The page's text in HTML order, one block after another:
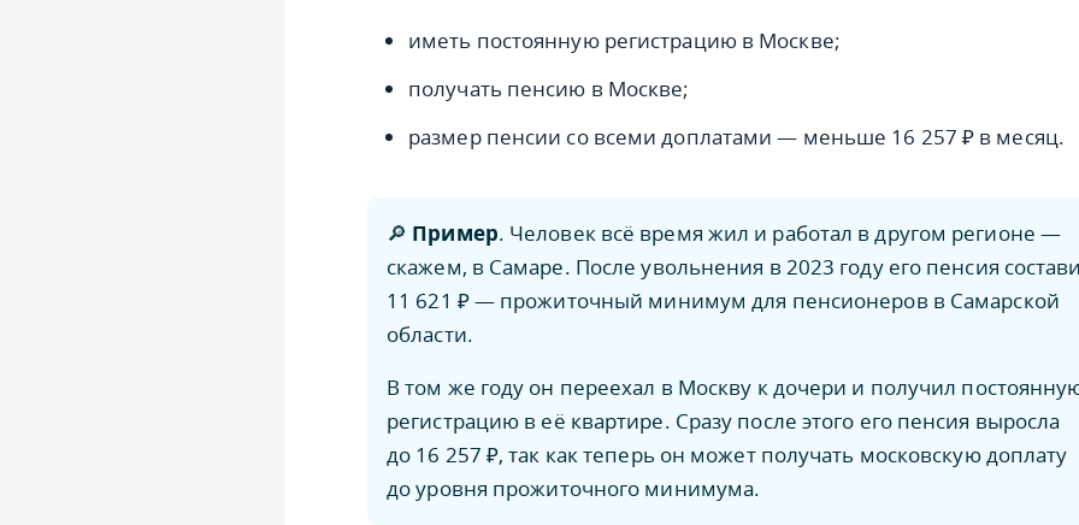
иметь постоянную регистрацию в Москве;
получать пенсию в Москве;
размер пенсии со всеми доплатами — меньше 16 257 ₽ в месяц.
🔎 Пример. Человек всё время жил и работал в другом регионе —
скажем, в Самаре. После увольнения в 2023 году его пенсия
11 621 ₽ — прожиточный минимум для пенсионеров в Самарской
области.
В том же году он переехал в Москву к дочери и получил
регистрацию в её квартире. Сразу после этого его пенсия выросла
до 16 257 ₽, так как теперь он может получать московскую доплату
до уровня прожиточного минимума.